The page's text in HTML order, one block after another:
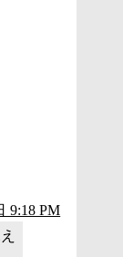
9:18 PM